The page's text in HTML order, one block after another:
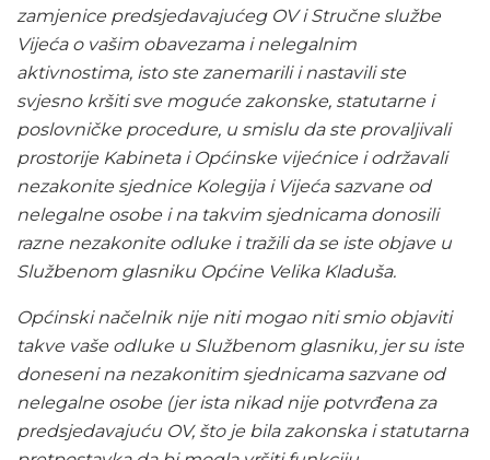
zamjenice predsjedavajućeg OV i Stručne službe
Vijeća o vašim obavezama i nelegalnim
aktivnostima, isto ste zanemarili i nastavili ste
svjesno kršiti sve moguće zakonske, statutarne i
poslovničke procedure, u smislu da ste provaljivali
prostorije Kabineta i Općinske vijećnice i održavali
nezakonite sjednice Kolegija i Vijeća sazvane od
nelegalne osobe i na takvim sjednicama donosili
razne nezakonite odluke i tražili da se iste objave u
Službenom glasniku Općine Velika Kladuša.
Općinski načelnik nije niti mogao niti smio objaviti
takve vaše odluke u Službenom glasniku, jer su iste
doneseni na nezakonitim sjednicama sazvane od
nelegalne osobe (jer ista nikad nije potvrđena za
predsjedavajuću OV, što je bila zakonska i statutarna